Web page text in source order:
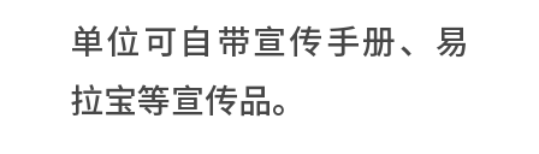
单位可自带宣传手册、易
拉宝等宣传品。